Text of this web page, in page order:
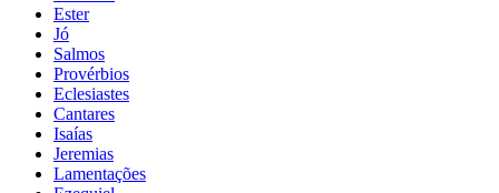
Ester
Jó
Salmos
Provérbios
Eclesiastes
Cantares
Isaías
Jeremias
Lamentações